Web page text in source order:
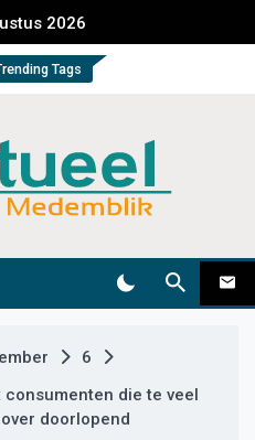
2026
Tags
6
consumenten die te veel
doorlopend